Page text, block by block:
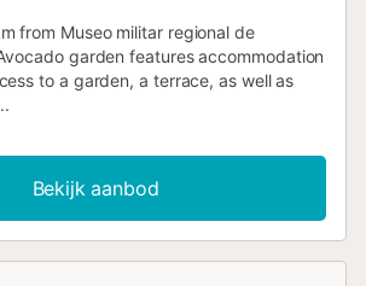
from Museo militar regional de
garden features accommodation
to a garden, a terrace, as well as
Bekijk aanbod